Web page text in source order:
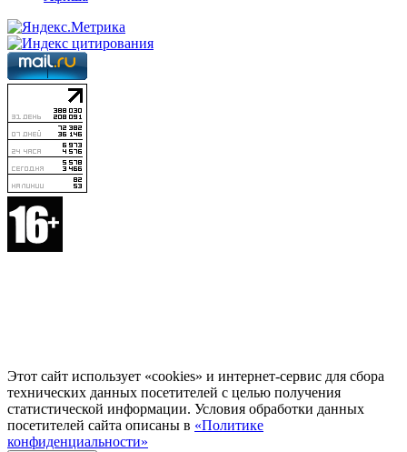
Этот сайт использует «cookies» и интернет-сервис для сбора
технических данных посетителей с целью получения
статистической информации. Условия обработки данных
посетителей сайта описаны в «Политике
конфиденциальности»